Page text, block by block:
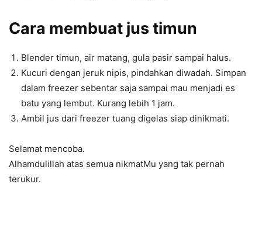
Cara membuat jus timun
Blender timun, air matang, gula pasir sampai halus.
Kucuri dengan jeruk nipis, pindahkan diwadah. Simpan
dalam freezer sebentar saja sampai mau menjadi es
batu yang lembut. Kurang lebih 1 jam.
Ambil jus dari freezer tuang digelas siap dinikmati.
Selamat mencoba.
Alhamdulillah atas semua nikmatMu yang tak pernah
terukur.